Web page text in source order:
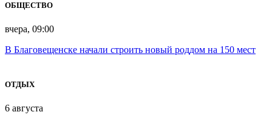
ОБЩЕСТВО
вчера, 09:00
В Благовещенске начали строить новый роддом на 150 мест
ОТДЫХ
6 августа